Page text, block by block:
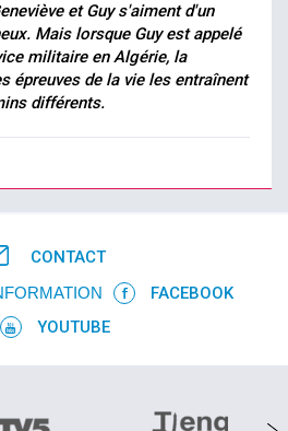
et Guy s'aiment d'un
Mais lorsque Guy est appelé
militaire en Algérie, la
épreuves de la vie les entraînent
différents.
CONTACT
FACEBOOK
YOUTUBE